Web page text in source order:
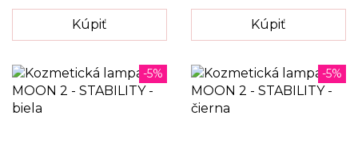
Kúpiť Kúpiť
-5% -5%